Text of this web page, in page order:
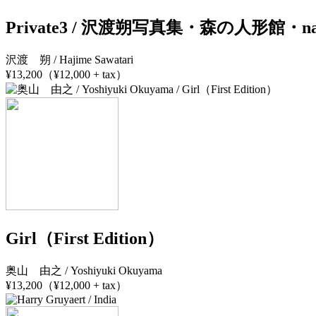
Private3 / 沢渡朔写真集・森の人形館・
沢渡 朔 / Hajime Sawatari
¥13,200（¥12,000 + tax）
Girl（First Edition）
奥山 由之 / Yoshiyuki Okuyama
¥13,200（¥12,000 + tax）